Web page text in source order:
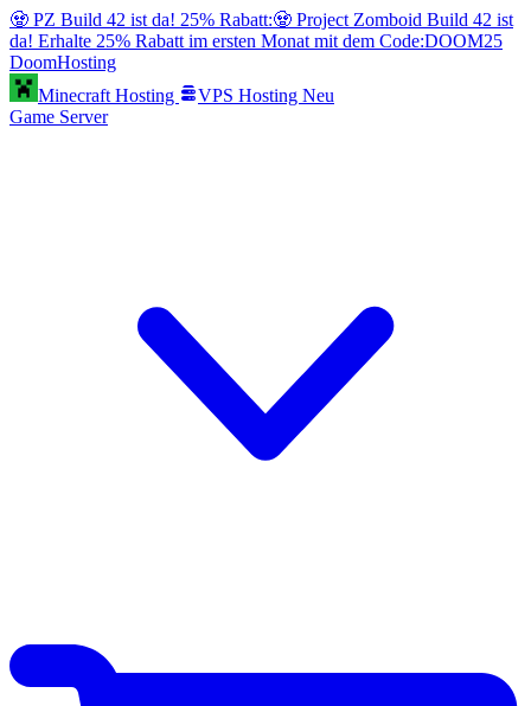
🧟 PZ Build 42 ist da! 25% Rabatt:🧟 Project Zomboid Build 42 ist
da! Erhalte 25% Rabatt im ersten Monat mit dem Code:DOOM25
DoomHosting
Minecraft Hosting
VPS Hosting Neu
Game Server